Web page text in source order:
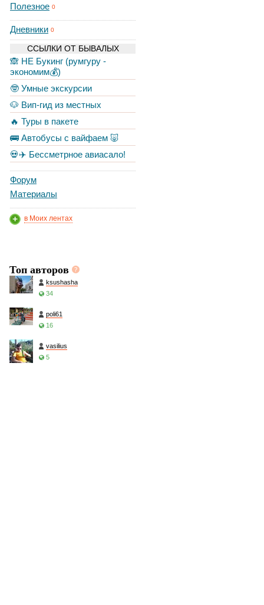
Полезное 0
Дневники 0
ССЫЛКИ ОТ БЫВАЛЫХ
🙈 НЕ Букинг (румгуру -
экономим💰)
🤓 Умные экскурсии
🐶 Вип-гид из местных
🔥 Туры в пакете
🚌 Автобусы с вайфаем 🐷
💀✈️ Бессметрное авиасало!
Форум
Материалы
в Моих лентах
Топ авторов
ksushasha
34
poli61
16
vasilius
5